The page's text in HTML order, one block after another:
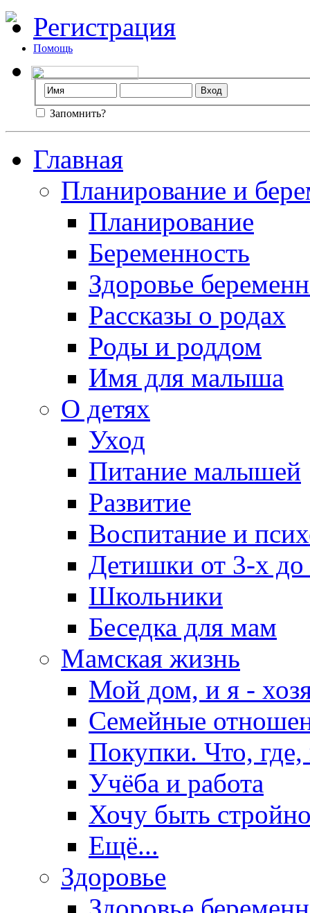
Регистрация
Помощь
Запомнить?
Главная
Планирование и
Планирование
Беременность
Здоровье
Рассказы о родах
Роды и роддом
Имя для малыша
О детях
Уход
Питание малышей
Развитие
Воспитание и
Детишки от 3-х
Школьники
Беседка для мам
Мамская жизнь
Мой дом, и я -
Семейные
Покупки. Что, где,
Учёба и работа
Хочу быть
Ещё...
Здоровье